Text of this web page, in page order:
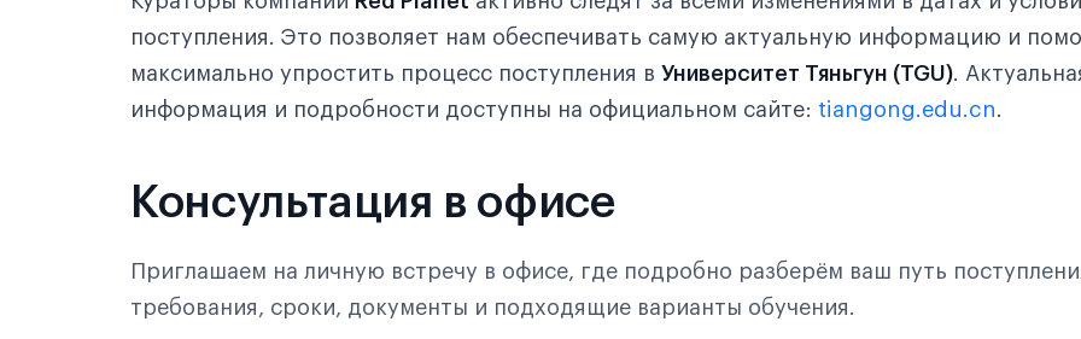
поступления. Это позволяет нам обеспечивать самую актуальную информацию и
максимально упростить процесс поступления в Университет Тяньгун (TGU).
информация и подробности доступны на официальном сайте: tiangong.edu.cn.
Консультация в офисе
Приглашаем на личную встречу в офисе, где подробно разберём ваш путь
требования, сроки, документы и подходящие варианты обучения.